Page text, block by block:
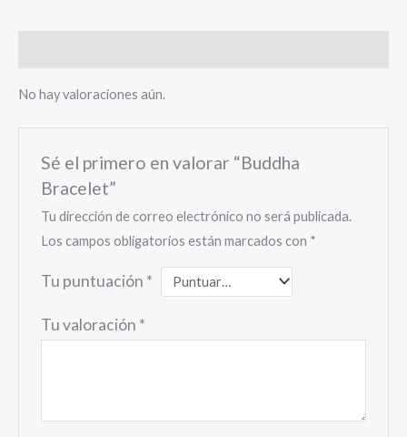
No hay valoraciones aún.
Sé el primero en valorar “Buddha
Bracelet”
Tu dirección de correo electrónico no será publicada.
Los campos obligatorios están marcados con *
Tu puntuación *
Tu valoración *